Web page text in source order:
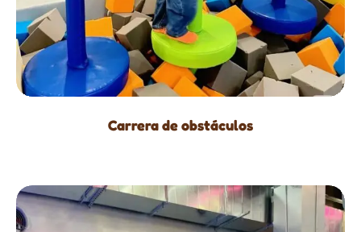
Carrera de obstáculos